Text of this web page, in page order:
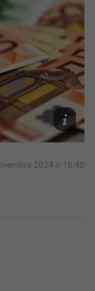
foto
TASR
–
Jaroslav
Novák,
Pixabay
2024 o 18:40